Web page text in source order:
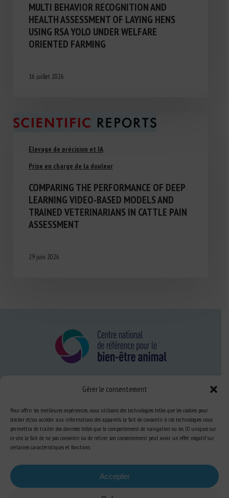
Gérer le consentement
Pour offrir les meilleures expériences, nous utilisons des technologies telles que les cookies pour
stocker et/ou accéder aux informations des appareils. Le fait de consentir à ces technologies nous
permettra de traiter des données telles que le comportement de navigation ou les ID uniques sur
ce site. Le fait de ne pas consentir ou de retirer son consentement peut avoir un effet négatif sur
certaines caractéristiques et fonctions.
Accepter
MULTI BEHAVIOR RECOGNITION AND
HEALTH ASSESSMENT OF LAYING HENS
USING RSA YOLO UNDER WELFARE
ORIENTED FARMING
16 juillet 2026
Elevage de précision et IA
Prise en charge de la douleur
COMPARING THE PERFORMANCE OF DEEP
LEARNING VIDEO-BASED MODELS AND
TRAINED VETERINARIANS IN CATTLE PAIN
ASSESSMENT
29 juin 2026
Nous connaître
FAQ
Expertise
Se former au BEA